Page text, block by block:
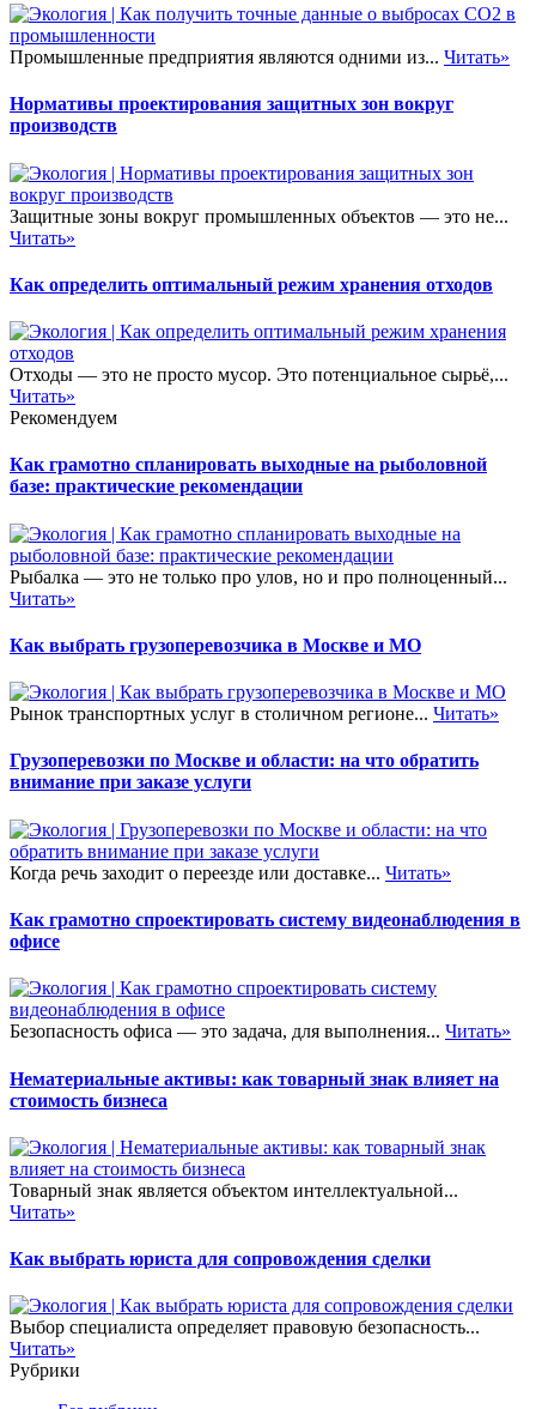
Промышленные предприятия являются одними из... Читать»
Нормативы проектирования защитных зон вокруг
производств
Защитные зоны вокруг промышленных объектов — это не...
Читать»
Как определить оптимальный режим хранения отходов
Отходы — это не просто мусор. Это потенциальное сырьё,...
Читать»
Рекомендуем
Как грамотно спланировать выходные на рыболовной
базе: практические рекомендации
Рыбалка — это не только про улов, но и про полноценный...
Читать»
Как выбрать грузоперевозчика в Москве и МО
Рынок транспортных услуг в столичном регионе... Читать»
Грузоперевозки по Москве и области: на что обратить
внимание при заказе услуги
Когда речь заходит о переезде или доставке... Читать»
Как грамотно спроектировать систему видеонаблюдения в
офисе
Безопасность офиса — это задача, для выполнения... Читать»
Нематериальные активы: как товарный знак влияет на
стоимость бизнеса
Товарный знак является объектом интеллектуальной...
Читать»
Как выбрать юриста для сопровождения сделки
Выбор специалиста определяет правовую безопасность...
Читать»
Рубрики